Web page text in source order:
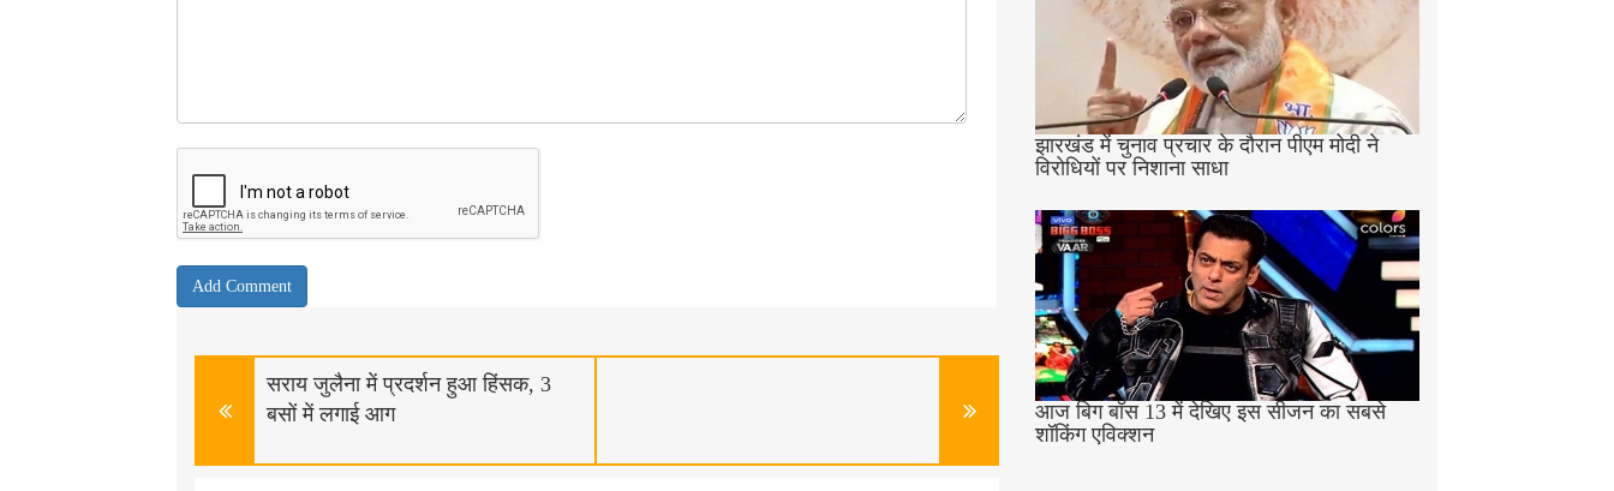
सराय जुलैना में प्रदर्शन हुआ हिंसक, 3
बसों में लगाई आग
झारखंड में चुनाव प्रचार के दौरान पीएम मोदी ने
विरोधियों पर निशाना साधा
आज बिग बॉस 13 में देखिए इस सीजन का सबसे
शॉकिंग एविक्शन